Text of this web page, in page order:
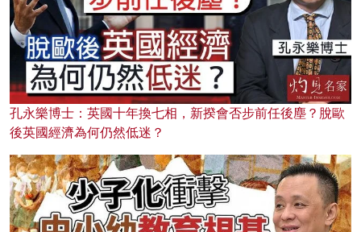
孔永樂博士：英國十年換七相，新揆會否步前任後塵？脫歐
後英國經濟為何仍然低迷？